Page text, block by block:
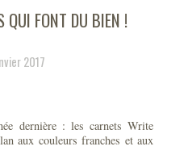
QUI FONT DU BIEN !
2017
dernière : les carnets Write
aux couleurs franches et aux